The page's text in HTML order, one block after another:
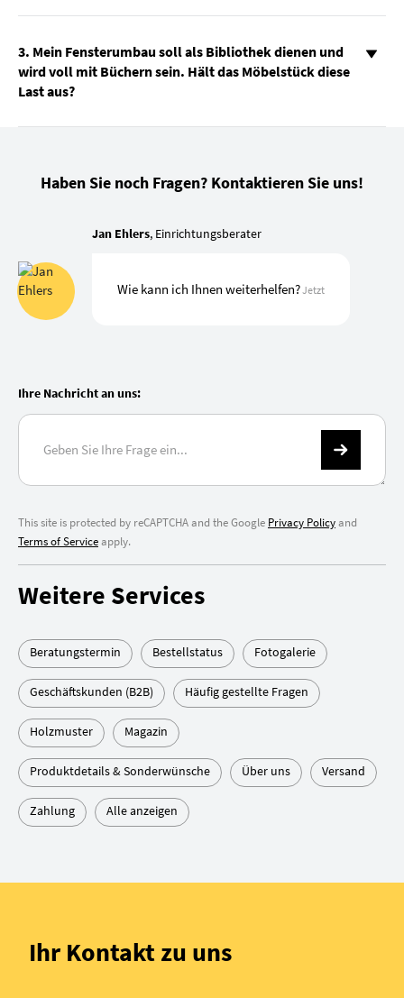
3. Mein Fensterumbau soll als Bibliothek dienen und
wird voll mit Büchern sein. Hält das Möbelstück diese
Last aus?
Haben Sie noch Fragen? Kontaktieren Sie uns!
Jan Ehlers, Einrichtungsberater
Wie kann ich Ihnen weiterhelfen?Jetzt
Ihre Nachricht an uns:
This site is protected by reCAPTCHA and the Google Privacy Policyand
Terms of Serviceapply.
Weitere Services
Beratungstermin Bestellstatus Fotogalerie
Geschäftskunden (B2B) Häufig gestellte Fragen
Holzmuster Magazin
Produktdetails & Sonderwünsche Über uns Versand
Zahlung Alle anzeigen
Ihr Kontakt zu uns